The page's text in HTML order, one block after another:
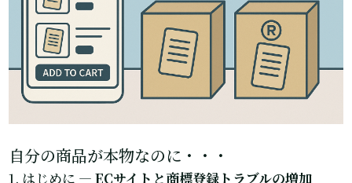
自分の商品が本物なのに・・・
1. はじめに ―ECサイトと商標登録トラブルの増加